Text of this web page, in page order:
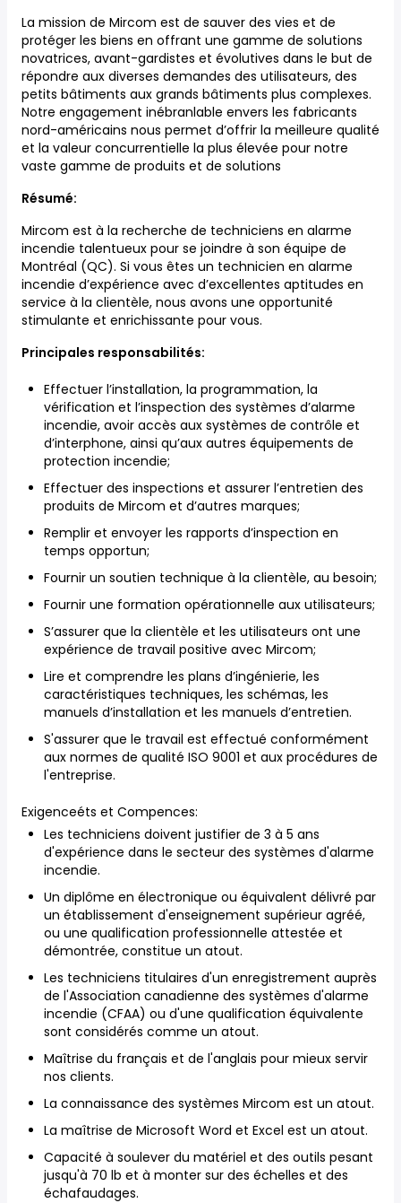
La mission de Mircom est de sauver des vies et de
protéger les biens en offrant une gamme de solutions
novatrices, avant-gardistes et évolutives dans le but de
répondre aux diverses demandes des utilisateurs, des
petits bâtiments aux grands bâtiments plus complexes.
Notre engagement inébranlable envers les fabricants
nord-américains nous permet d’offrir la meilleure qualité
et la valeur concurrentielle la plus élevée pour notre
vaste gamme de produits et de solutions
Résumé:
Mircom est à la recherche de techniciens en alarme
incendie talentueux pour se joindre à son équipe de
Montréal (QC). Si vous êtes un technicien en alarme
incendie d’expérience avec d’excellentes aptitudes en
service à la clientèle, nous avons une opportunité
stimulante et enrichissante pour vous.
Principales responsabilités:
Effectuer l’installation, la programmation, la
vérification et l’inspection des systèmes d’alarme
incendie, avoir accès aux systèmes de contrôle et
d’interphone, ainsi qu’aux autres équipements de
protection incendie;
Effectuer des inspections et assurer l’entretien des
produits de Mircom et d’autres marques;
Remplir et envoyer les rapports d’inspection en
temps opportun;
Fournir un soutien technique à la clientèle, au besoin;
Fournir une formation opérationnelle aux utilisateurs;
S’assurer que la clientèle et les utilisateurs ont une
expérience de travail positive avec Mircom;
Lire et comprendre les plans d’ingénierie, les
caractéristiques techniques, les schémas, les
manuels d’installation et les manuels d’entretien.
S'assurer que le travail est effectué conformément
aux normes de qualité ISO 9001 et aux procédures de
l'entreprise.
Exigenceéts et Compences:
Les techniciens doivent justifier de 3 à 5 ans
d'expérience dans le secteur des systèmes d'alarme
incendie.
Un diplôme en électronique ou équivalent délivré par
un établissement d'enseignement supérieur agréé,
ou une qualification professionnelle attestée et
démontrée, constitue un atout.
Les techniciens titulaires d'un enregistrement auprès
de l'Association canadienne des systèmes d'alarme
incendie (CFAA) ou d'une qualification équivalente
sont considérés comme un atout.
Maîtrise du français et de l'anglais pour mieux servir
nos clients.
La connaissance des systèmes Mircom est un atout.
La maîtrise de Microsoft Word et Excel est un atout.
Capacité à soulever du matériel et des outils pesant
jusqu'à 70 lb et à monter sur des échelles et des
échafaudages.